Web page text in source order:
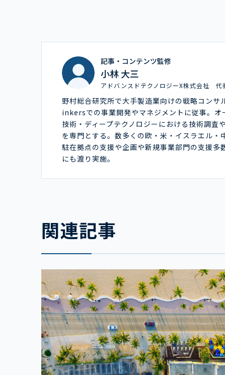
記事・コンテンツ監修
小林 大三
アドバンスドテクノロジーX株式会社 代
野村総合研究所で大手製造業向けの戦略コン
inkersでの事業開発やマネジメントに従事。オ
技術・ディープテクノロジーにおける技術調
を専門とする。数多くの欧・米・イスラエル
駐在拠点の支援や企画や新規事業部門の支援
にも渡り実施。
関連記事